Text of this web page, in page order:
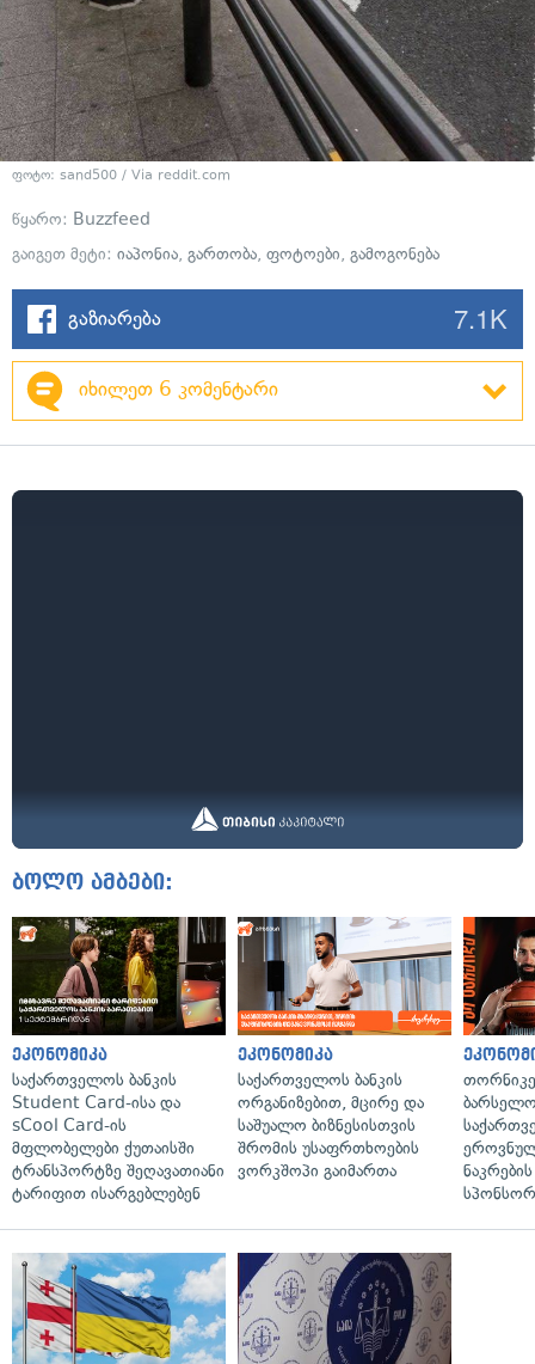
ფოტო: sand500 / Via reddit.com
წყარო: Buzzfeed
გაიგეთ მეტი: იაპონია, გართობა, ფოტოები, გამოგონება
გაზიარება 7.1K
იხილეთ 6 კომენტარი
ბოლო ამბები:
ეკონომიკა
საქართველოს ბანკის
Student Card-ისა და
sCool Card-ის
მფლობელები ქუთაისში
ტრანსპორტზე შეღავათიანი
ტარიფით ისარგებლებენ
ეკონომიკა
საქართველოს ბანკის
ორგანიზებით, მცირე და
საშუალო ბიზნესისთვის
შრომის უსაფრთხოების
ვორკშოპი გაიმართა